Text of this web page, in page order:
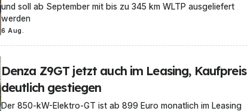
und soll ab September mit bis zu 345 km WLTP ausgeliefert
werden
6 Aug.
Denza Z9GT jetzt auch im Leasing, Kaufpreis
deutlich gestiegen
Der 850-kW-Elektro-GT ist ab 899 Euro monatlich im Leasing